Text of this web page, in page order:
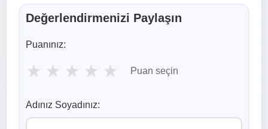
Değerlendirmenizi Paylaşın
Puanınız:
★ ★ ★ ★ ★ Puan seçin
Adınız Soyadınız: